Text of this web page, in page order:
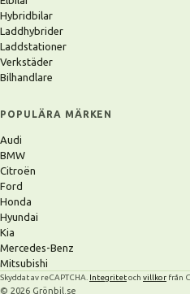
Hybridbilar
Laddhybrider
Laddstationer
Verkstäder
Bilhandlare
POPULÄRA MÄRKEN
Audi
BMW
Citroën
Ford
Honda
Hyundai
Kia
Mercedes-Benz
Mitsubishi
Skyddat av reCAPTCHA. Integritetoch villkor från
© 2026 Grönbil.se